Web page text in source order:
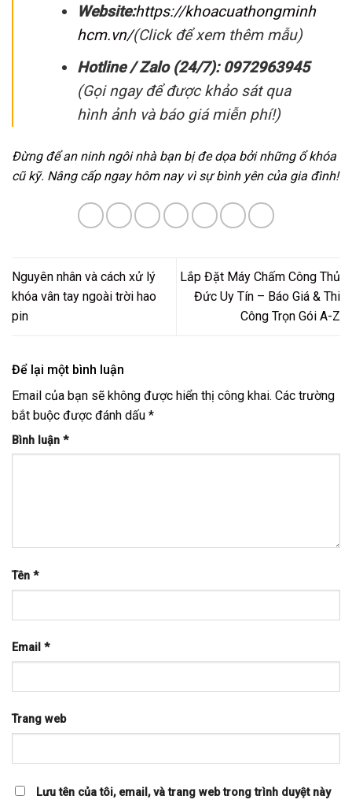
Website:https://khoacuathongminh
hcm.vn/(Click để xem thêm mẫu)
Hotline / Zalo (24/7): 0972963945
(Gọi ngay để được khảo sát qua
hình ảnh và báo giá miễn phí!)
Đừng để an ninh ngôi nhà bạn bị đe dọa bởi những ổ khóa
cũ kỹ. Nâng cấp ngay hôm nay vì sự bình yên của gia đình!
Nguyên nhân và cách xử lý
khóa vân tay ngoài trời hao
pin
Lắp Đặt Máy Chấm Công Thủ
Đức Uy Tín – Báo Giá & Thi
Công Trọn Gói A-Z
Để lại một bình luận
Email của bạn sẽ không được hiển thị công khai. Các trường
bắt buộc được đánh dấu *
Bình luận *
Tên *
Email *
Trang web
Lưu tên của tôi, email, và trang web trong trình duyệt này